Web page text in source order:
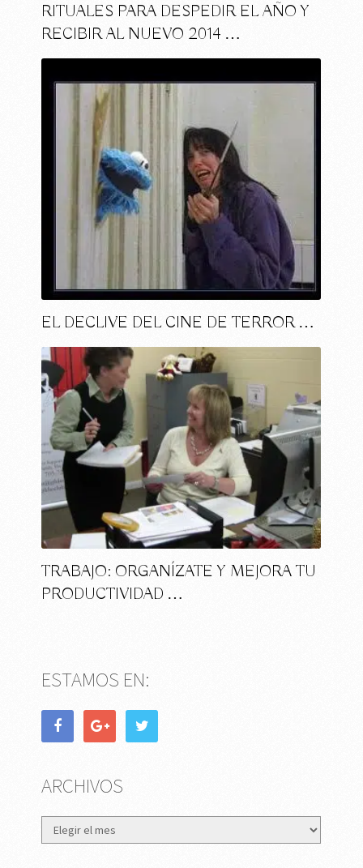
RITUALES PARA DESPEDIR EL AÑO Y
RECIBIR AL NUEVO 2014 …
EL DECLIVE DEL CINE DE TERROR …
TRABAJO: ORGANÍZATE Y MEJORA TU
PRODUCTIVIDAD …
ESTAMOS EN:
ARCHIVOS
Archivos